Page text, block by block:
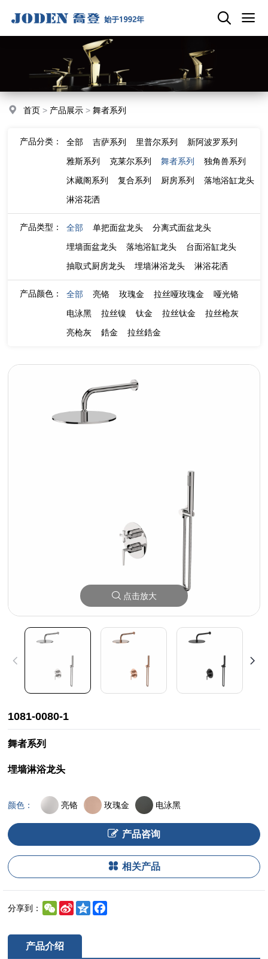
首页 > 产品展示 >舞者系列
产品分类： 全部 吉萨系列 里普尔系列
新阿波罗系列
雅斯系列
克莱尔系列 舞者系列
独角兽系列
沐藏阁系列
复合系列 厨房系列
落地浴缸龙头
淋浴花洒
产品类型： 全部 单把面盆龙头
分离式面盆龙头
埋墙面盆龙头
落地浴缸龙头
台面浴缸龙头
抽取式厨房龙头
埋墙淋浴龙头 淋浴花洒
产品颜色： 全部 亮铬 玫瑰金 拉丝哑玫瑰金
哑光铬
电泳黑
拉丝镍 钛金 拉丝钛金
拉丝枪灰
亮枪灰
鋯金 拉丝鋯金
点击放大
1081-0080-1
舞者系列
埋墙淋浴龙头
颜色： 亮铬 玫瑰金 电泳黑
产品咨询
相关产品
分享到： WeChat
Sina
Weibo
Qzone
产品介绍